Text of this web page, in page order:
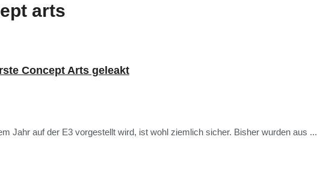
arts
Concept Arts geleakt
Jahr auf der E3 vorgestellt wird, ist wohl ziemlich sicher. Bisher wurden aus ...